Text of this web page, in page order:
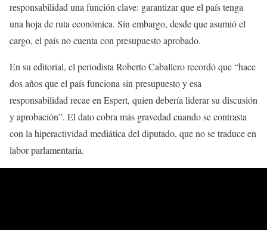
responsabilidad una función clave: garantizar que el país tenga
una hoja de ruta económica. Sin embargo, desde que asumió el
cargo, el país no cuenta con presupuesto aprobado.
En su editorial, el periodista Roberto Caballero recordó que “hace
dos años que el país funciona sin presupuesto y esa
responsabilidad recae en Espert, quien debería liderar su discusión
y aprobación”. El dato cobra más gravedad cuando se contrasta
con la hiperactividad mediática del diputado, que no se traduce en
labor parlamentaria.